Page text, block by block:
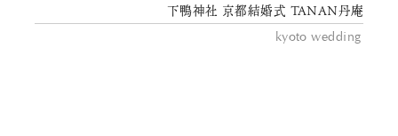
下鴨神社 京都結婚式 TANAN丹庵
kyoto wedding